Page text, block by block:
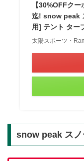
【30%OFFク
迄! snow peak
用] テント ター
太陽スポーツ・
snow peak スノ